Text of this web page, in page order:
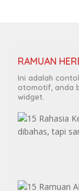
RAMUAN
Ini adalah
otomotif, anda
widget.